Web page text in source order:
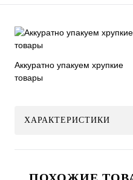
Аккуратно упакуем хрупкие
товары
ХАРАКТЕРИСТИКИ